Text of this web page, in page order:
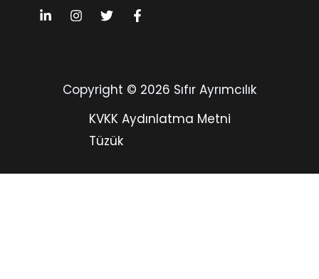
Copyright © 2026 Sıfır Ayrımcılık
KVKK Aydınlatma Metni
Tüzük